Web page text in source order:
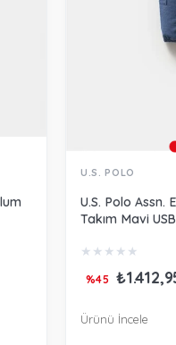
U.S. POLO
U.S. Polo
Takım Mavi
★ ★ ★ ★ ★
%45
Ürünü İncele